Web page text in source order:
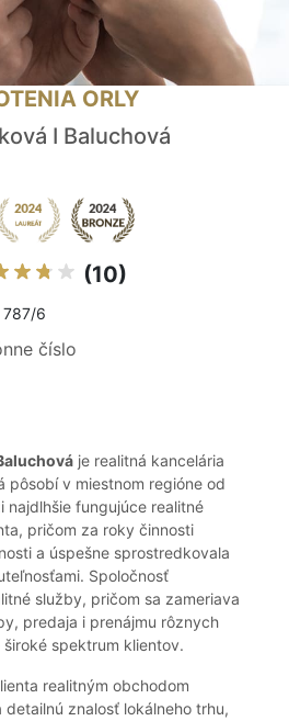
ORLY
I Baluchová
(10)
787/6
číslo
je realitná kancelária
pôsobí v miestnom regióne od
najdlhšie fungujúce realitné
pričom za roky činnosti
a úspešne sprostredkovala
Spoločnosť
služby, pričom sa zameriava
predaja i prenájmu rôznych
spektrum klientov.
realitným obchodom
znalosť lokálneho trhu,